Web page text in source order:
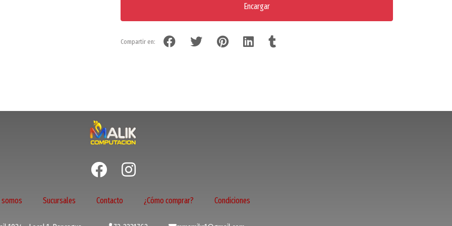
Encargar
Compartir en:
somos Sucursales Contacto ¿Cómo comprar? Condiciones